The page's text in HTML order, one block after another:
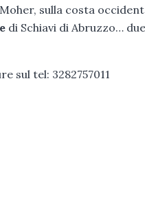
sulla costa
di Schiavi di Abruzzo…
sul tel: 3282757011